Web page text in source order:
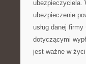
ubezpieczyciela.
ubezpieczenie
usług danej
dotyczącymi
jest ważne w